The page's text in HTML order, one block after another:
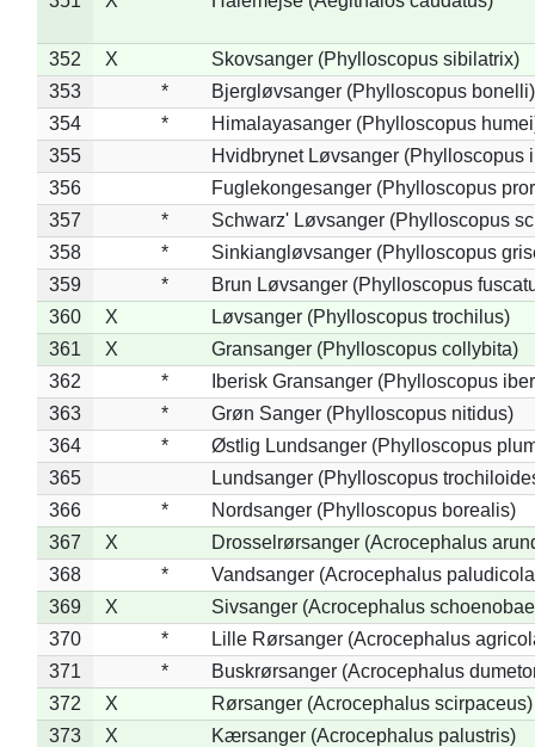
352 X
Skovsanger (Phylloscopus sibilatrix)
353
*
Bjergløvsanger (Phylloscopus bonelli)
354
*
Himalayasanger (Phylloscopus
355
Hvidbrynet Løvsanger (Phylloscopus
356
Fuglekongesanger (Phylloscopus
357
*
Schwarz' Løvsanger (Phylloscopus
358
*
Sinkiangløvsanger (Phylloscopus
359
*
Brun Løvsanger (Phylloscopus
360
X
Løvsanger (Phylloscopus trochilus)
361
X
Gransanger (Phylloscopus collybita)
362
*
Iberisk Gransanger (Phylloscopus
363
*
Grøn Sanger (Phylloscopus nitidus)
364
*
Østlig Lundsanger (Phylloscopus
365
Lundsanger (Phylloscopus
366
*
Nordsanger (Phylloscopus borealis)
367
X
Drosselrørsanger (Acrocephalus
368
*
Vandsanger (Acrocephalus
369
X
Sivsanger (Acrocephalus
370
*
Lille Rørsanger (Acrocephalus
371
*
Buskrørsanger (Acrocephalus
372
X
Rørsanger (Acrocephalus scirpaceus)
373
X
Kærsanger (Acrocephalus palustris)